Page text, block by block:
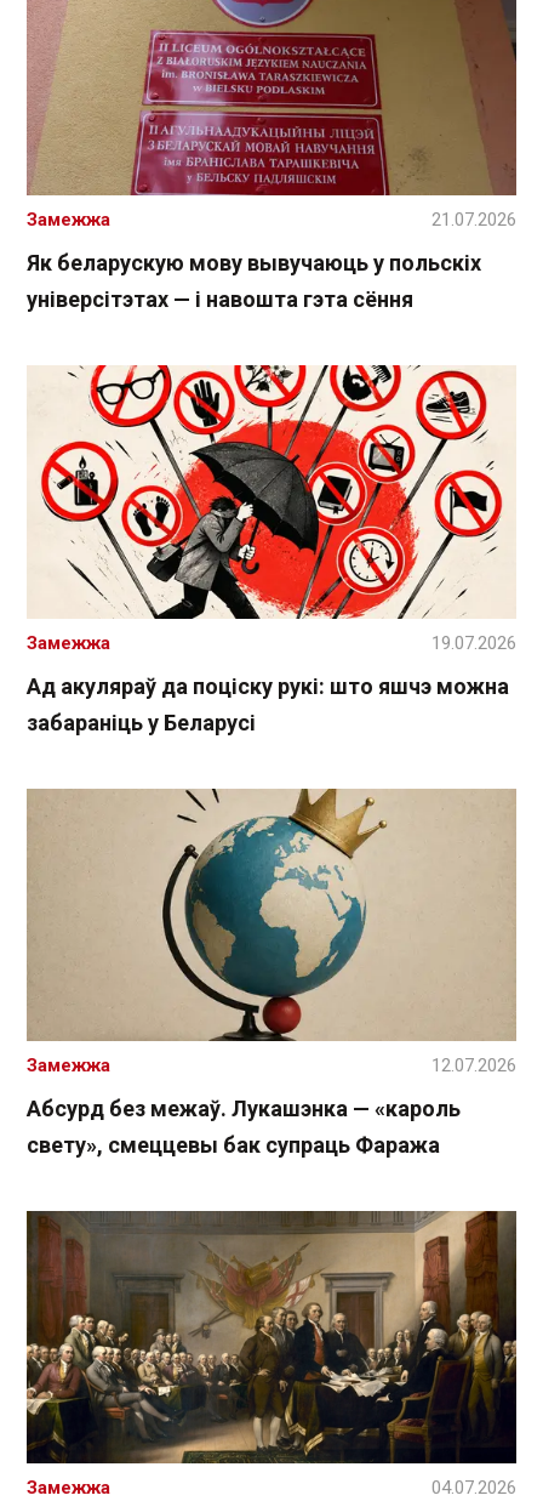
Як беларускую мову вывучаюць у польскіх
універсітэтах — і навошта гэта сёння
Замежжа 21.07.2026
Ад акуляраў да поціску рукі: што яшчэ можна
забараніць у Беларусі
Замежжа 19.07.2026
Абсурд без межаў. Лукашэнка — «кароль
свету», смеццевы бак супраць Фаража
Замежжа 12.07.2026
Замежжа 04.07.2026